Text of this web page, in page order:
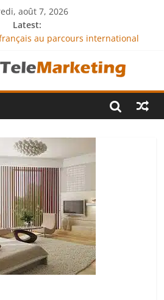
août 7, 2026
Latest:
au parcours international
: comment l’entreprise se
?
au service de l’indépendance
éducative comme moteur de
des solutions logistiques au service